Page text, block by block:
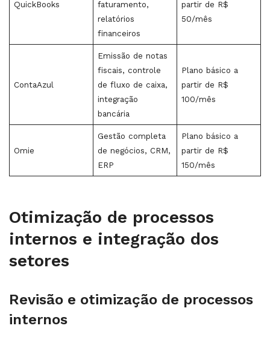
QuickBooks
faturamento,
relatórios
financeiros
partir de R$
50/mês
ContaAzul
Emissão de notas
fiscais, controle
de fluxo de caixa,
integração
bancária
Plano básico a
partir de R$
100/mês
Omie
Gestão completa
de negócios, CRM,
ERP
Plano básico a
partir de R$
150/mês
Otimização de processos
internos e integração dos
setores
Revisão e otimização de processos
internos